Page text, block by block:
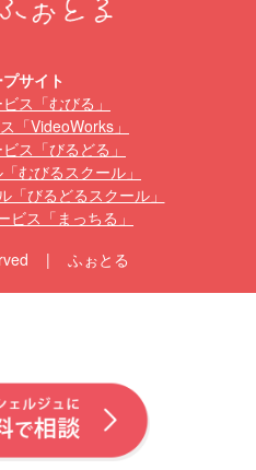
サイト
ス「むびる」
「VideoWorks」
ス「びるどる」
むびるスクール」
「びるどるスクール」
ビス「まっちる」
| ふぉとる